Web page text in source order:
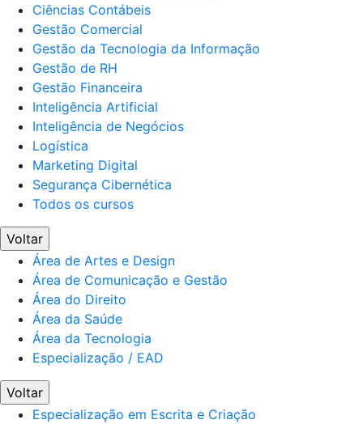
Ciências Contábeis
Gestão Comercial
Gestão da Tecnologia da Informação
Gestão de RH
Gestão Financeira
Inteligência Artificial
Inteligência de Negócios
Logística
Marketing Digital
Segurança Cibernética
Todos os cursos
Voltar
Área de Artes e Design
Área de Comunicação e Gestão
Área do Direito
Área da Saúde
Área da Tecnologia
Especialização / EAD
Voltar
Especialização em Escrita e Criação